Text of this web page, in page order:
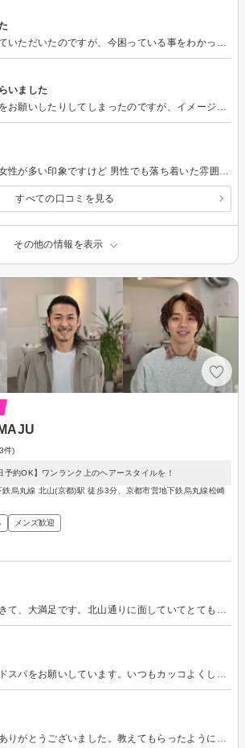
いました
すべての口コミを見る
その他の情報を表示
件)
予約OK】ワンランク上のヘアースタイルを！
鉄烏丸線 北山(京都)駅 徒歩3分、京都市営地下鉄烏丸線松崎
メンズ歓迎